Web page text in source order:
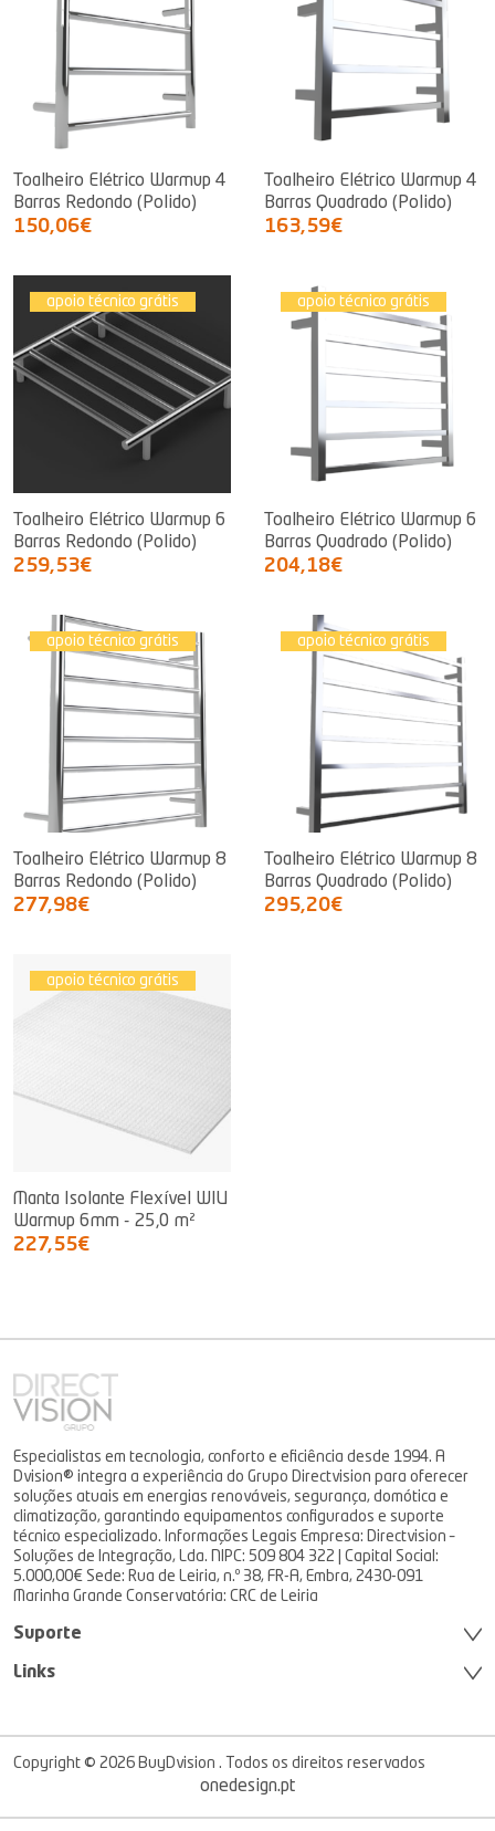
Toalheiro Elétrico Warmup 4
Barras Redondo (Polido)
150,06€
Toalheiro Elétrico Warmup 4
Barras Quadrado (Polido)
163,59€
apoio técnico grátis
Toalheiro Elétrico Warmup 6
Barras Redondo (Polido)
259,53€
apoio técnico grátis
Toalheiro Elétrico Warmup 6
Barras Quadrado (Polido)
204,18€
apoio técnico grátis
Toalheiro Elétrico Warmup 8
Barras Redondo (Polido)
277,98€
apoio técnico grátis
Toalheiro Elétrico Warmup 8
Barras Quadrado (Polido)
295,20€
apoio técnico grátis
Manta Isolante Flexível WIU
Warmup 6mm - 25,0 m²
227,55€
Especialistas em tecnologia, conforto e eficiência desde 1994. A
Dvision® integra a experiência do Grupo Directvision para oferecer
soluções atuais em energias renováveis, segurança, domótica e
climatização, garantindo equipamentos configurados e suporte
técnico especializado. Informações Legais Empresa: Directvision –
Soluções de Integração, Lda. NIPC: 509 804 322 | Capital Social:
5.000,00€ Sede: Rua de Leiria, n.º 38, FR-A, Embra, 2430-091
Marinha Grande Conservatória: CRC de Leiria
Suporte
Links
Copyright © 2026 BuyDvision . Todos os direitos reservados
onedesign.pt